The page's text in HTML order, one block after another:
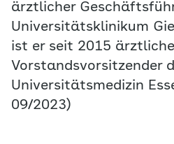
ärztlicher
Universitätsklinikum
ist er seit 2015
Vorstandsvorsitzender
Universitätsmedizin
09/2023)